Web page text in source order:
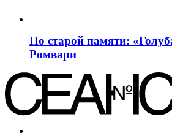
По старой памяти:
Ромвари